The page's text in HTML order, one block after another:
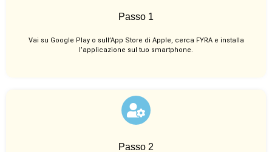
Passo 1
Vai su Google Play o sull’App Store di Apple, cerca FYRA e installa
l’applicazione sul tuo smartphone.
Passo 2